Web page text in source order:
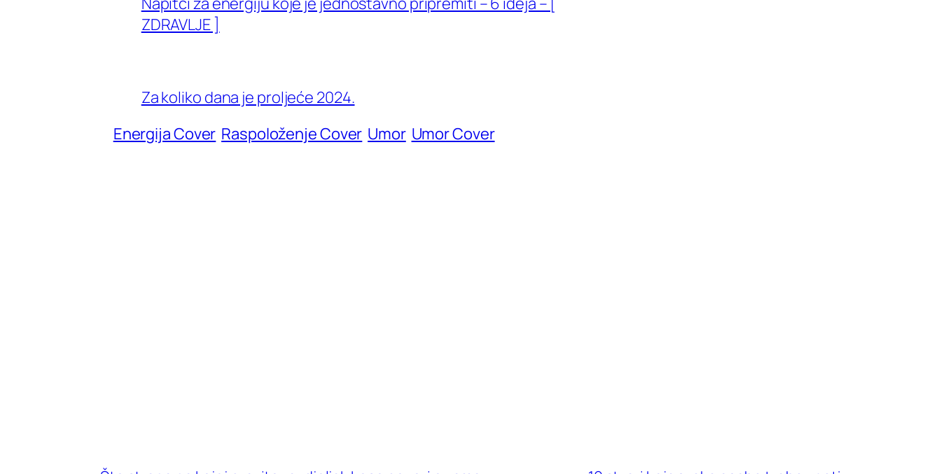
ZDRAVLJE ]
Za koliko dana je proljeće 2024.
Energija Cover Raspoloženje Cover Umor Umor Cover